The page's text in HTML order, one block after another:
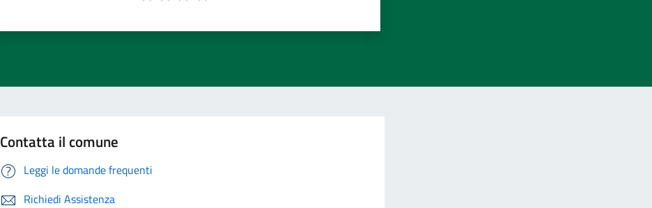
Contatta il comune
Leggi le domande frequenti
Richiedi Assistenza